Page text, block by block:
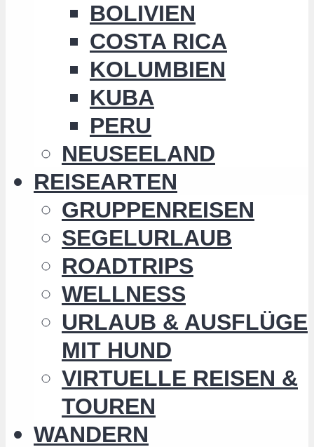
BOLIVIEN
COSTA RICA
KOLUMBIEN
KUBA
PERU
NEUSEELAND
REISEARTEN
GRUPPENREISEN
SEGELURLAUB
ROADTRIPS
WELLNESS
URLAUB & AUSFLÜGE
MIT HUND
VIRTUELLE REISEN &
TOUREN
WANDERN